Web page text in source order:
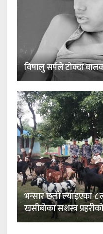
विषालु सर्पले टोक्दा
भन्सार छली ल्याइएका
खसीबोका सशस्त्र